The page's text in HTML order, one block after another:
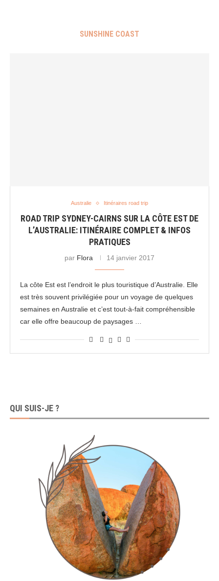
SUNSHINE COAST
Australie Itinéraires road trip
ROAD TRIP SYDNEY-CAIRNS SUR LA CÔTE EST DE
L’AUSTRALIE: ITINÉRAIRE COMPLET & INFOS
PRATIQUES
par Flora 14 janvier 2017
La côte Est est l’endroit le plus touristique d’Australie. Elle
est très souvent privilégiée pour un voyage de quelques
semaines en Australie et c’est tout-à-fait compréhensible
car elle offre beaucoup de paysages …
QUI SUIS-JE ?